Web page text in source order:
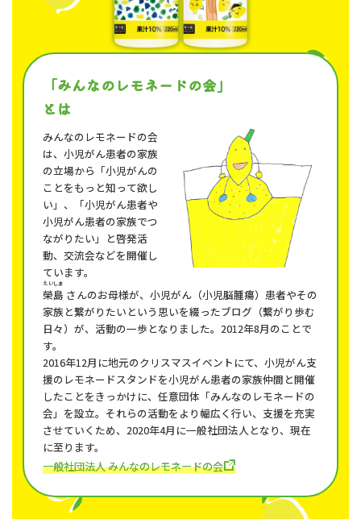
「みんなのレモネードの会」
とは
みんなのレモネードの会
は、小児がん患者の家族
の立場から「小児がんの
ことをもっと知って欲し
い」、「小児がん患者や
小児がん患者の家族でつ
ながりたい」と啓発活
動、交流会などを開催し
ています。
榮島
えいしま
家族と繋がりたいという思いを綴ったブログ（繋がり歩む
日々）が、活動の一歩となりました。2012年8月のことで
す。
2016年12月に地元のクリスマスイベントにて、小児がん支
援のレモネードスタンドを小児がん患者の家族仲間と開催
したことをきっかけに、任意団体「みんなのレモネードの
会」を設立。それらの活動をより幅広く行い、支援を充実
させていくため、2020年4月に一般社団法人となり、現在
に至ります。
一般社団法人 みんなのレモネードの会